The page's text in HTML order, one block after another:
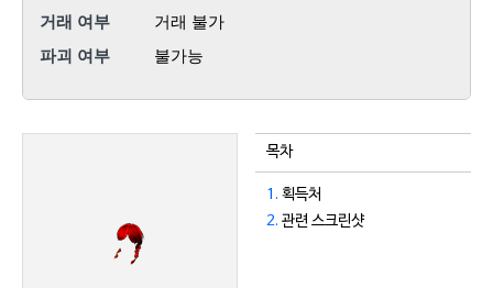
거래 여부
거래 불가
파괴 여부
불가능
목차
1. 획득처
2. 관련 스크린샷